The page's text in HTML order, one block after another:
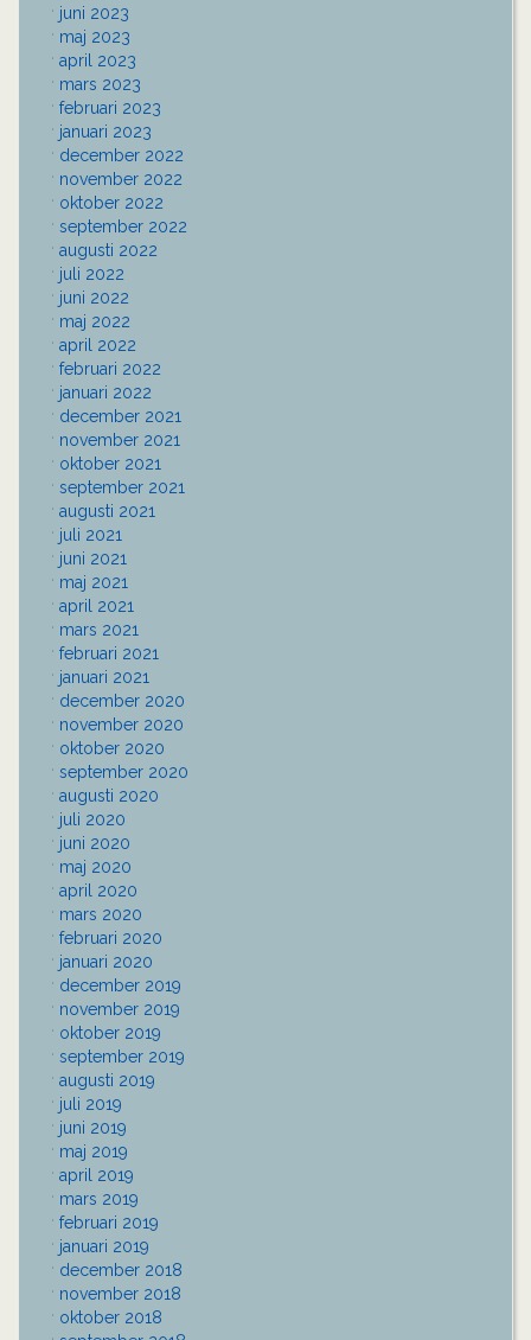
juni 2023
maj 2023
april 2023
mars 2023
februari 2023
januari 2023
december 2022
november 2022
oktober 2022
september 2022
augusti 2022
juli 2022
juni 2022
maj 2022
april 2022
februari 2022
januari 2022
december 2021
november 2021
oktober 2021
september 2021
augusti 2021
juli 2021
juni 2021
maj 2021
april 2021
mars 2021
februari 2021
januari 2021
december 2020
november 2020
oktober 2020
september 2020
augusti 2020
juli 2020
juni 2020
maj 2020
april 2020
mars 2020
februari 2020
januari 2020
december 2019
november 2019
oktober 2019
september 2019
augusti 2019
juli 2019
juni 2019
maj 2019
april 2019
mars 2019
februari 2019
januari 2019
december 2018
november 2018
oktober 2018